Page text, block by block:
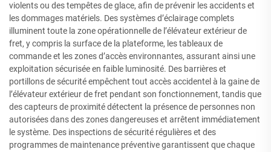
violents ou des tempêtes de glace, afin de prévenir les accidents et
les dommages matériels. Des systèmes d’éclairage complets
illuminent toute la zone opérationnelle de l’élévateur extérieur de
fret, y compris la surface de la plateforme, les tableaux de
commande et les zones d’accès environnantes, assurant ainsi une
exploitation sécurisée en faible luminosité. Des barrières et
portillons de sécurité empêchent tout accès accidentel à la gaine de
l’élévateur extérieur de fret pendant son fonctionnement, tandis que
des capteurs de proximité détectent la présence de personnes non
autorisées dans des zones dangereuses et arrêtent immédiatement
le système. Des inspections de sécurité régulières et des
programmes de maintenance préventive garantissent que chaque